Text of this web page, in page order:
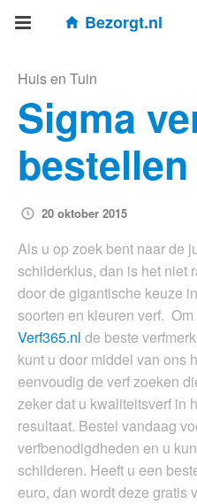
Bezorgt.nl
Huis en Tuin
Sigma
bestellen
20 oktober 2015
Als u op zoek bent naar de
schilderklus, dan is het niet
door de gigantische keuze
soorten en kleuren verf.
Verf365.nl de beste
kunt u door middel van ons
eenvoudig de verf zoeken
zeker dat u kwaliteitsverf in
resultaat. Bestel vandaag
verfbenodigdheden en u
schilderen. Heeft u een
euro, dan wordt deze gratis